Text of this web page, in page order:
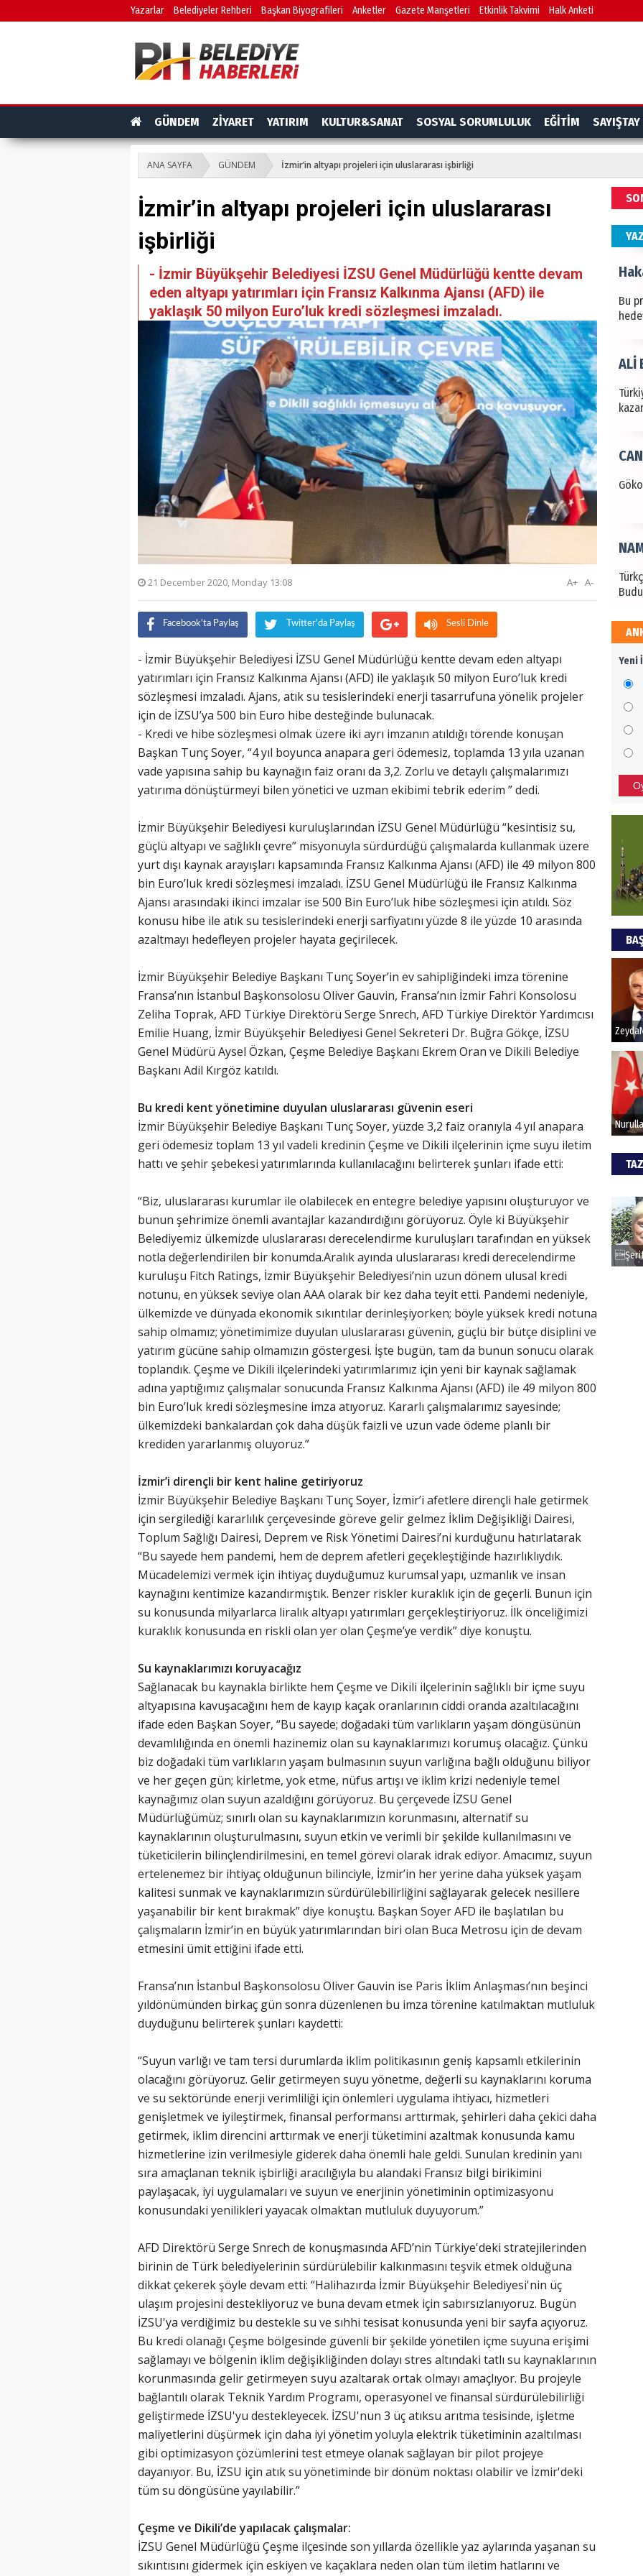
Yazarlar Belediyeler Rehberi Başkan Biyografileri Anketler Gazete Manşetleri Etkinlik Takvimi Halk Anketi
GÜNDEM ZİYARET YATIRIM KULTUR&SANAT SOSYAL SORUMLULUK EĞİTİM SAYIŞTAY
ANA SAYFA GÜNDEM İzmir’in altyapı projeleri için uluslararası işbirliği
İzmir’in altyapı projeleri için uluslararası
işbirliği
- İzmir Büyükşehir Belediyesi İZSU Genel Müdürlüğü kentte devam
eden altyapı yatırımları için Fransız Kalkınma Ajansı (AFD) ile
yaklaşık 50 milyon Euro’luk kredi sözleşmesi imzaladı.
21 December 2020, Monday 13:08 A-
A+
Facebook'ta Paylaş Twitter'da Paylaş Sesli Dinle
- İzmir Büyükşehir Belediyesi İZSU Genel Müdürlüğü kentte devam eden altyapı
yatırımları için Fransız Kalkınma Ajansı (AFD) ile yaklaşık 50 milyon Euro’luk kredi
sözleşmesi imzaladı. Ajans, atık su tesislerindeki enerji tasarrufuna yönelik projeler
için de İZSU’ya 500 bin Euro hibe desteğinde bulunacak.
- Kredi ve hibe sözleşmesi olmak üzere iki ayrı imzanın atıldığı törende konuşan
Başkan Tunç Soyer, “4 yıl boyunca anapara geri ödemesiz, toplamda 13 yıla uzanan
vade yapısına sahip bu kaynağın faiz oranı da 3,2. Zorlu ve detaylı çalışmalarımızı
yatırıma dönüştürmeyi bilen yönetici ve uzman ekibimi tebrik ederim ” dedi.
İzmir Büyükşehir Belediyesi kuruluşlarından İZSU Genel Müdürlüğü “kesintisiz su,
güçlü altyapı ve sağlıklı çevre” misyonuyla sürdürdüğü çalışmalarda kullanmak üzere
yurt dışı kaynak arayışları kapsamında Fransız Kalkınma Ajansı (AFD) ile 49 milyon 800
bin Euro’luk kredi sözleşmesi imzaladı. İZSU Genel Müdürlüğü ile Fransız Kalkınma
Ajansı arasındaki ikinci imzalar ise 500 Bin Euro’luk hibe sözleşmesi için atıldı. Söz
konusu hibe ile atık su tesislerindeki enerji sarfiyatını yüzde 8 ile yüzde 10 arasında
azaltmayı hedefleyen projeler hayata geçirilecek.
İzmir Büyükşehir Belediye Başkanı Tunç Soyer’in ev sahipliğindeki imza törenine
Fransa’nın İstanbul Başkonsolosu Oliver Gauvin, Fransa’nın İzmir Fahri Konsolosu
Zeliha Toprak, AFD Türkiye Direktörü Serge Snrech, AFD Türkiye Direktör Yardımcısı
Emilie Huang, İzmir Büyükşehir Belediyesi Genel Sekreteri Dr. Buğra Gökçe, İZSU
Genel Müdürü Aysel Özkan, Çeşme Belediye Başkanı Ekrem Oran ve Dikili Belediye
Başkanı Adil Kırgöz katıldı.
Bu kredi kent yönetimine duyulan uluslararası güvenin eseri
İzmir Büyükşehir Belediye Başkanı Tunç Soyer, yüzde 3,2 faiz oranıyla 4 yıl anapara
geri ödemesiz toplam 13 yıl vadeli kredinin Çeşme ve Dikili ilçelerinin içme suyu iletim
hattı ve şehir şebekesi yatırımlarında kullanılacağını belirterek şunları ifade etti:
“Biz, uluslararası kurumlar ile olabilecek en entegre belediye yapısını oluşturuyor ve
bunun şehrimize önemli avantajlar kazandırdığını görüyoruz. Öyle ki Büyükşehir
Belediyemiz ülkemizde uluslararası derecelendirme kuruluşları tarafından en yüksek
notla değerlendirilen bir konumda.Aralık ayında uluslararası kredi derecelendirme
kuruluşu Fitch Ratings, İzmir Büyükşehir Belediyesi’nin uzun dönem ulusal kredi
notunu, en yüksek seviye olan AAA olarak bir kez daha teyit etti. Pandemi nedeniyle,
ülkemizde ve dünyada ekonomik sıkıntılar derinleşiyorken; böyle yüksek kredi notuna
sahip olmamız; yönetimimize duyulan uluslararası güvenin, güçlü bir bütçe disiplini ve
yatırım gücüne sahip olmamızın göstergesi. İşte bugün, tam da bunun sonucu olarak
toplandık. Çeşme ve Dikili ilçelerindeki yatırımlarımız için yeni bir kaynak sağlamak
adına yaptığımız çalışmalar sonucunda Fransız Kalkınma Ajansı (AFD) ile 49 milyon 800
bin Euro’luk kredi sözleşmesine imza atıyoruz. Kararlı çalışmalarımız sayesinde;
ülkemizdeki bankalardan çok daha düşük faizli ve uzun vade ödeme planlı bir
krediden yararlanmış oluyoruz.”
İzmir’i dirençli bir kent haline getiriyoruz
İzmir Büyükşehir Belediye Başkanı Tunç Soyer, İzmir’i afetlere dirençli hale getirmek
için sergilediği kararlılık çerçevesinde göreve gelir gelmez İklim Değişikliği Dairesi,
Toplum Sağlığı Dairesi, Deprem ve Risk Yönetimi Dairesi’ni kurduğunu hatırlatarak
“Bu sayede hem pandemi, hem de deprem afetleri geçekleştiğinde hazırlıklıydık.
Mücadelemizi vermek için ihtiyaç duyduğumuz kurumsal yapı, uzmanlık ve insan
kaynağını kentimize kazandırmıştık. Benzer riskler kuraklık için de geçerli. Bunun için
su konusunda milyarlarca liralık altyapı yatırımları gerçekleştiriyoruz. İlk önceliğimizi
kuraklık konusunda en riskli olan yer olan Çeşme’ye verdik” diye konuştu.
Su kaynaklarımızı koruyacağız
Sağlanacak bu kaynakla birlikte hem Çeşme ve Dikili ilçelerinin sağlıklı bir içme suyu
altyapısına kavuşacağını hem de kayıp kaçak oranlarının ciddi oranda azaltılacağını
ifade eden Başkan Soyer, “Bu sayede; doğadaki tüm varlıkların yaşam döngüsünün
devamlılığında en önemli hazinemiz olan su kaynaklarımızı korumuş olacağız. Çünkü
biz doğadaki tüm varlıkların yaşam bulmasının suyun varlığına bağlı olduğunu biliyor
ve her geçen gün; kirletme, yok etme, nüfus artışı ve iklim krizi nedeniyle temel
kaynağımız olan suyun azaldığını görüyoruz. Bu çerçevede İZSU Genel
Müdürlüğümüz; sınırlı olan su kaynaklarımızın korunmasını, alternatif su
kaynaklarının oluşturulmasını, suyun etkin ve verimli bir şekilde kullanılmasını ve
tüketicilerin bilinçlendirilmesini, en temel görevi olarak idrak ediyor. Amacımız, suyun
ertelenemez bir ihtiyaç olduğunun bilinciyle, İzmir’in her yerine daha yüksek yaşam
kalitesi sunmak ve kaynaklarımızın sürdürülebilirliğini sağlayarak gelecek nesillere
yaşanabilir bir kent bırakmak” diye konuştu. Başkan Soyer AFD ile başlatılan bu
çalışmaların İzmir’in en büyük yatırımlarından biri olan Buca Metrosu için de devam
etmesini ümit ettiğini ifade etti.
Fransa’nın İstanbul Başkonsolosu Oliver Gauvin ise Paris İklim Anlaşması’nın beşinci
yıldönümünden birkaç gün sonra düzenlenen bu imza törenine katılmaktan mutluluk
duyduğunu belirterek şunları kaydetti:
“Suyun varlığı ve tam tersi durumlarda iklim politikasının geniş kapsamlı etkilerinin
olacağını görüyoruz. Gelir getirmeyen suyu yönetme, değerli su kaynaklarını koruma
ve su sektöründe enerji verimliliği için önlemleri uygulama ihtiyacı, hizmetleri
genişletmek ve iyileştirmek, finansal performansı arttırmak, şehirleri daha çekici daha
getirmek, iklim direncini arttırmak ve enerji tüketimini azaltmak konusunda kamu
hizmetlerine izin verilmesiyle giderek daha önemli hale geldi. Sunulan kredinin yanı
sıra amaçlanan teknik işbirliği aracılığıyla bu alandaki Fransız bilgi birikimini
paylaşacak, iyi uygulamaları ve suyun ve enerjinin yönetiminin optimizasyonu
konusundaki yenilikleri yayacak olmaktan mutluluk duyuyorum.”
AFD Direktörü Serge Snrech de konuşmasında AFD’nin Türkiye'deki stratejilerinden
birinin de Türk belediyelerinin sürdürülebilir kalkınmasını teşvik etmek olduğuna
dikkat çekerek şöyle devam etti: “Halihazırda İzmir Büyükşehir Belediyesi'nin üç
ulaşım projesini destekliyoruz ve buna devam etmek için sabırsızlanıyoruz. Bugün
İZSU'ya verdiğimiz bu destekle su ve sıhhi tesisat konusunda yeni bir sayfa açıyoruz.
Bu kredi olanağı Çeşme bölgesinde güvenli bir şekilde yönetilen içme suyuna erişimi
sağlamayı ve bölgenin iklim değişikliğinden dolayı stres altındaki tatlı su kaynaklarının
korunmasında gelir getirmeyen suyu azaltarak ortak olmayı amaçlıyor. Bu projeyle
bağlantılı olarak Teknik Yardım Programı, operasyonel ve finansal sürdürülebilirliği
geliştirmede İZSU'yu destekleyecek. İZSU'nun 3 üç atıksu arıtma tesisinde, işletme
maliyetlerini düşürmek için daha iyi yönetim yoluyla elektrik tüketiminin azaltılması
gibi optimizasyon çözümlerini test etmeye olanak sağlayan bir pilot projeye
dayanıyor. Bu, İZSU için atık su yönetiminde bir dönüm noktası olabilir ve İzmir'deki
tüm su döngüsüne yayılabilir.”
Çeşme ve Dikili’de yapılacak çalışmalar:
İZSU Genel Müdürlüğü Çeşme ilçesinde son yıllarda özellikle yaz aylarında yaşanan su
sıkıntısını gidermek için eskiyen ve kaçaklara neden olan tüm iletim hatlarını ve
Bu
ALİ
Bu
Yeni